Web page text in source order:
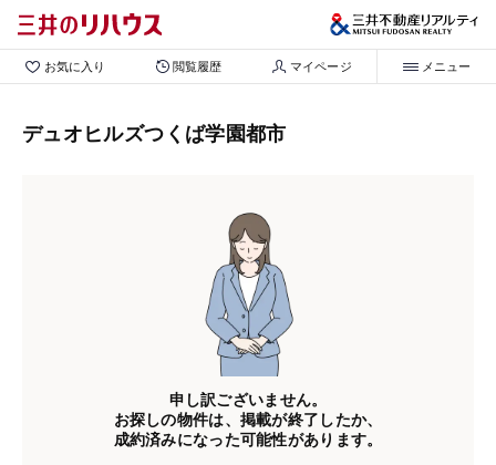
お気に入り 閲覧履歴 マイページ メニュー
デュオヒルズつくば学園都市
申し訳ございません。
お探しの物件は、掲載が終了したか、
成約済みになった可能性があります。